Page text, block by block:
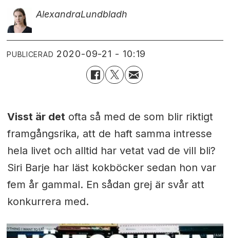
AlexandraLundbladh
PUBLICERAD 2020-09-21 - 10:19
Visst är detofta så med de som blir riktigt
framgångsrika, att de haft samma intresse
hela livet och alltid har vetat vad de vill bli?
Siri Barje har läst kokböcker sedan hon var
fem år gammal. En sådan grej är svår att
konkurrera med.